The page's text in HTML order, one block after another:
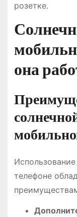
розетке.
она
телефоне